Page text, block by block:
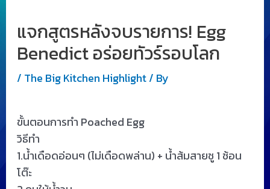
แจกสูตรหลังจบรายการ! Egg
Benedict อร่อยทัวร์รอบโลก
/ The Big Kitchen Highlight/ By
ขั้นตอนการทำ Poached Egg
วิธีทำ
1.น้ำเดือดอ่อนๆ (ไม่เดือดพล่าน) + น้ำส้มสายชู 1 ช้อน
โต๊ะ